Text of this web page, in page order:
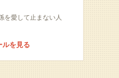
を愛して止まない人
ルを見る